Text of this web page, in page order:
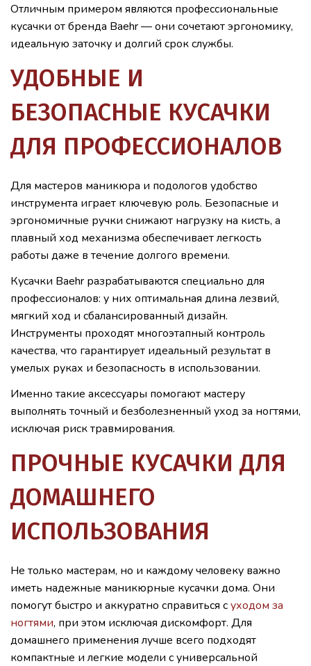
Отличным примером являются профессиональные
кусачки от бренда Baehr — они сочетают эргономику,
идеальную заточку и долгий срок службы.
УДОБНЫЕ И
БЕЗОПАСНЫЕ КУСАЧКИ
ДЛЯ ПРОФЕССИОНАЛОВ
Для мастеров маникюра и подологов удобство
инструмента играет ключевую роль. Безопасные и
эргономичные ручки снижают нагрузку на кисть, а
плавный ход механизма обеспечивает легкость
работы даже в течение долгого времени.
Кусачки Baehr разрабатываются специально для
профессионалов: у них оптимальная длина лезвий,
мягкий ход и сбалансированный дизайн.
Инструменты проходят многоэтапный контроль
качества, что гарантирует идеальный результат в
умелых руках и безопасность в использовании.
Именно такие аксессуары помогают мастеру
выполнять точный и безболезненный уход за ногтями,
исключая риск травмирования.
ПРОЧНЫЕ КУСАЧКИ ДЛЯ
ДОМАШНЕГО
ИСПОЛЬЗОВАНИЯ
Не только мастерам, но и каждому человеку важно
иметь надежные маникюрные кусачки дома. Они
помогут быстро и аккуратно справиться суходом за
ногтями, при этом исключая дискомфорт. Для
домашнего применения лучше всего подходят
компактные и легкие модели с универсальной